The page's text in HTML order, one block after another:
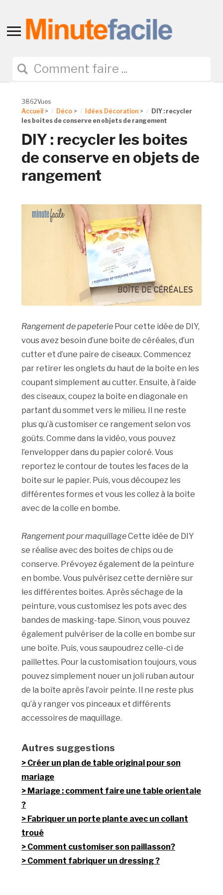
Toggle
navigation
3862Vues
Accueil > Déco > Idées Décoration >
DIY : recycler
les boites de conserve en objets de rangement
DIY : recycler les boites
de conserve en objets de
rangement
Rangement de papeterie Pour cette idée de DIY,
vous avez besoin d’une boite de céréales, d’un
cutter et d’une paire de ciseaux. Commencez
par retirer les onglets du haut de la boite en les
coupant simplement au cutter. Ensuite, à l’aide
des ciseaux, coupez la boite en diagonale en
partant du sommet vers le milieu. Il ne reste
plus qu’à customiser ce rangement selon vos
goûts. Comme dans la vidéo, vous pouvez
l’envelopper dans du papier coloré. Vous
reportez le contour de toutes les faces de la
boite sur le papier. Puis, vous découpez les
différentes formes et vous les collez à la boite
avec de la colle en bombe.
Rangement pour maquillageCette idée de DIY
se réalise avec des boites de chips ou de
conserve. Prévoyez également de la peinture
en bombe. Vous pulvérisez cette dernière sur
les différentes boites. Après séchage de la
peinture, vous customisez les pots avec des
bandes de masking-tape. Sinon, vous pouvez
également pulvériser de la colle en bombe sur
une boîte. Puis, vous saupoudrez celle-ci de
paillettes. Pour la customisation toujours, vous
pouvez simplement nouer un joli ruban autour
de la boîte après l’avoir peinte. Il ne reste plus
qu’à y ranger vos pinceaux et différents
accessoires de maquillage.
Autres suggestions
Créer un plan de table original pour son
mariage
Mariage : comment faire une table orientale
?
Fabriquer un porte plante avec un collant
troué
Comment customiser son paillasson?
Comment fabriquer un dressing ?